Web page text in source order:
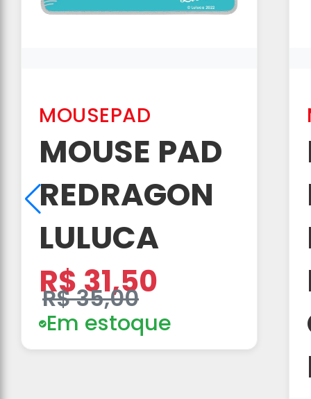
MOUSEPAD
MOUSE PAD
REDRAGON
LULUCA
R$ 31,50
R$ 35,00
Em estoque